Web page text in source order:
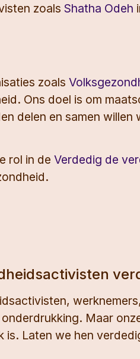
zoals Shatha Odeh
zoals
Ons doel is om
delen en samen willen
rol in de Verdedig de
Maar
is. Laten we hen